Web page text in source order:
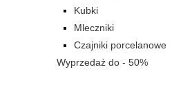
Kubki
Mleczniki
Czajniki porcelanowe
Wyprzedaż do - 50%